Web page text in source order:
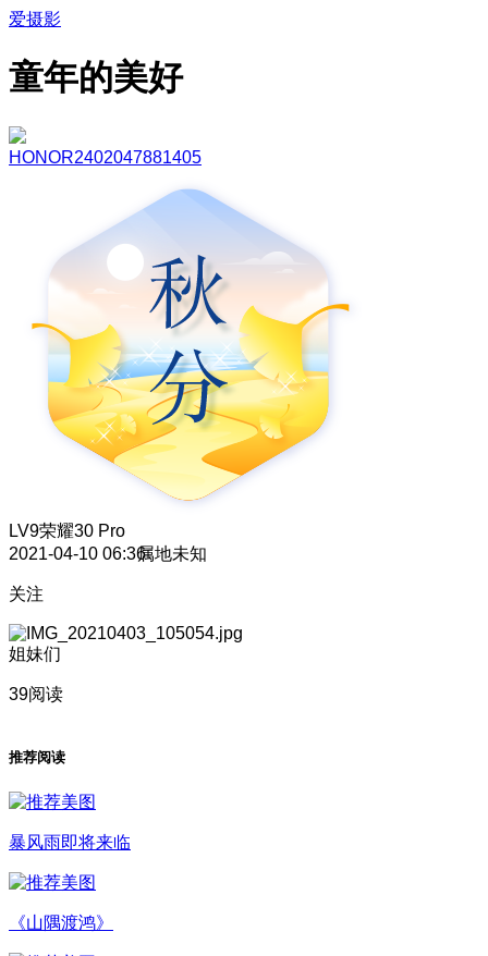
爱摄影
童年的美好
HONOR2402047881405
LV9荣耀30 Pro
2021-04-10 06:36属地未知
关注
姐妹们
39阅读
推荐阅读
暴风雨即将来临
《山隅渡鸿》